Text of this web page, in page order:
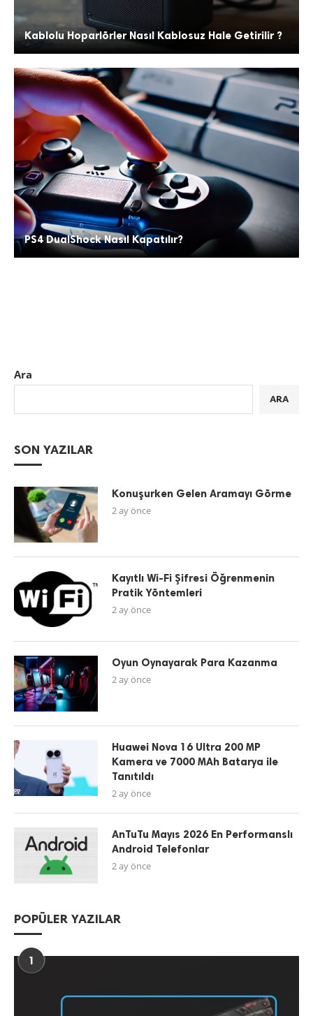
Kablolu Hoparlörler Nasıl Kablosuz Hale Getirilir ?
PS4 DualShock Nasıl Kapatılır?
Ara
ARA
SON YAZILAR
Konuşurken Gelen Aramayı Görme
2 ay önce
Kayıtlı Wi-Fi Şifresi Öğrenmenin
Pratik Yöntemleri
2 ay önce
Oyun Oynayarak Para Kazanma
2 ay önce
Huawei Nova 16 Ultra 200 MP
Kamera ve 7000 MAh Batarya ile
Tanıtıldı
2 ay önce
AnTuTu Mayıs 2026 En Performanslı
Android Telefonlar
2 ay önce
POPÜLER YAZILAR
1